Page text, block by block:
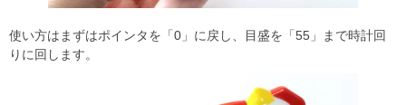
使い方はまずはポインタを「0」に戻し、目盛を「55」まで時計回
りに回します。